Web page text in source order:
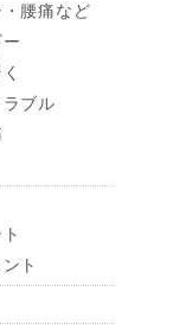
腰痛など
ブル
ト